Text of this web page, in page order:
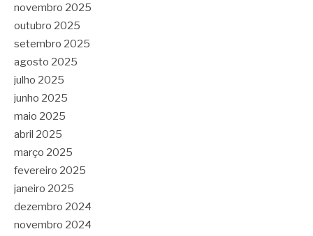
novembro 2025
outubro 2025
setembro 2025
agosto 2025
julho 2025
junho 2025
maio 2025
abril 2025
março 2025
fevereiro 2025
janeiro 2025
dezembro 2024
novembro 2024